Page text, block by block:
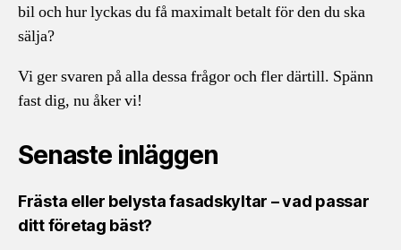
bil och hur lyckas du få maximalt betalt för den du ska
sälja?
Vi ger svaren på alla dessa frågor och fler därtill. Spänn
fast dig, nu åker vi!
Senaste inläggen
Frästa eller belysta fasadskyltar – vad passar
ditt företag bäst?